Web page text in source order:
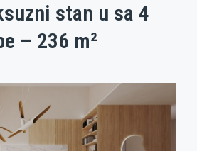
stan u sa 4
– 236 m²